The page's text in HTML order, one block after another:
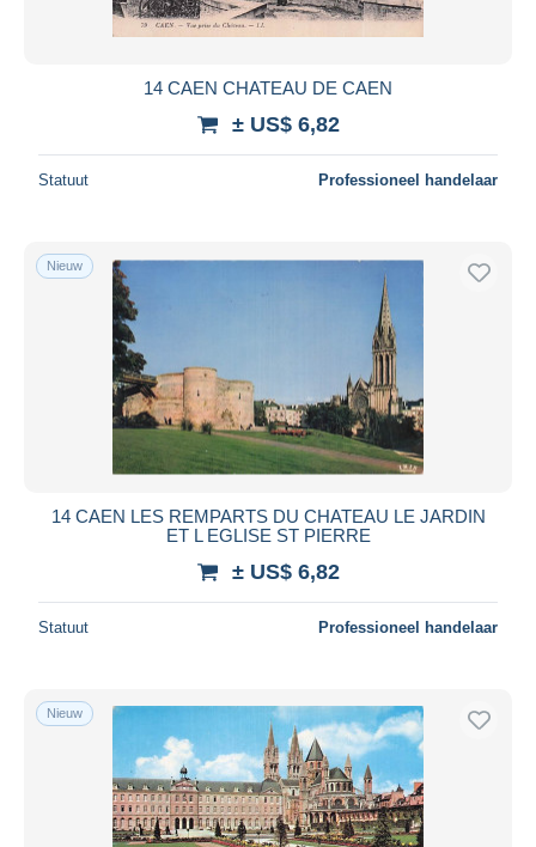
14 CAEN CHATEAU DE CAEN
± US$ 6,82
Statuut Professioneel handelaar
Nieuw
14 CAEN LES REMPARTS DU CHATEAU LE JARDIN
ET L EGLISE ST PIERRE
± US$ 6,82
Statuut Professioneel handelaar
Nieuw